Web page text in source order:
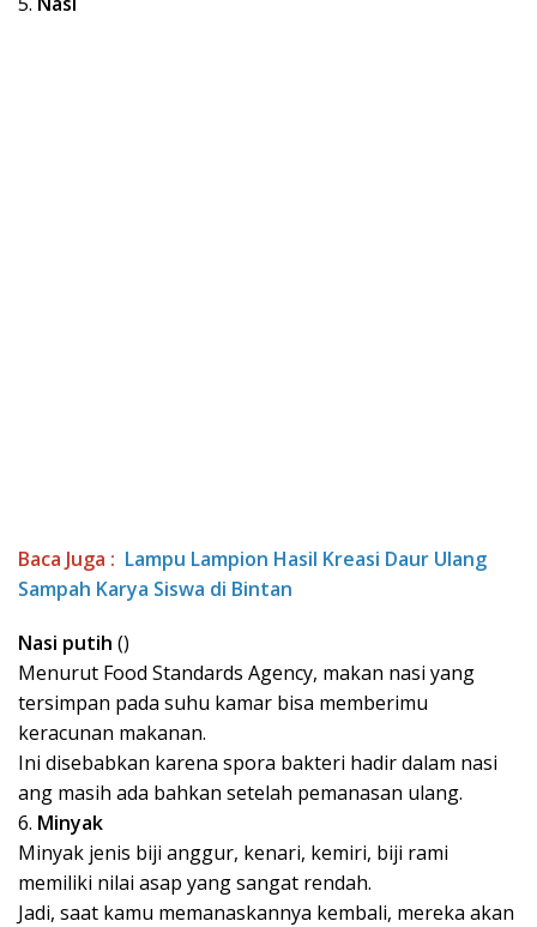
Baca Juga : Lampu Lampion Hasil Kreasi Daur Ulang
Sampah Karya Siswa di Bintan
Nasi putih ()
Menurut Food Standards Agency, makan nasi yang
tersimpan pada suhu kamar bisa memberimu
keracunan makanan.
Ini disebabkan karena spora bakteri hadir dalam nasi
ang masih ada bahkan setelah pemanasan ulang.
6. Minyak
Minyak jenis biji anggur, kenari, kemiri, biji rami
memiliki nilai asap yang sangat rendah.
Jadi, saat kamu memanaskannya kembali, mereka akan